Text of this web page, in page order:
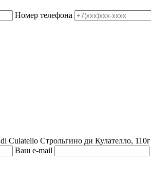
Номер телефона
Сulatello Строльгино ди Кулателло, 110г
Ваш e-mail